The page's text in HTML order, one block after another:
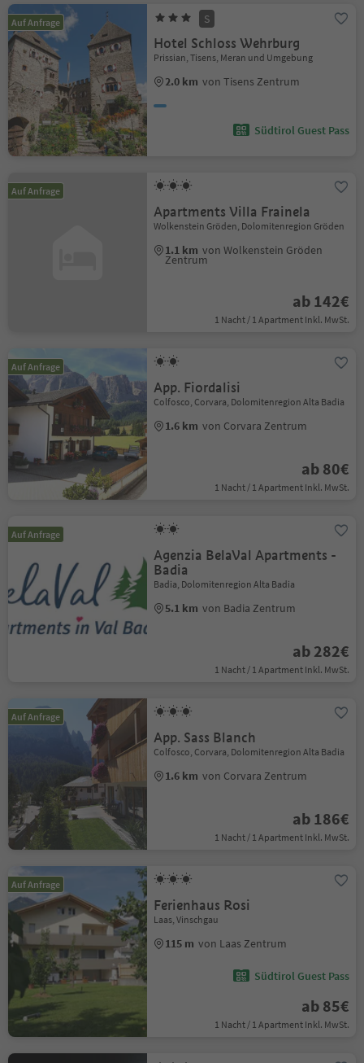
Auf Anfrage S
Hotel Schloss Wehrburg
Prissian, Tisens, Meran und Umgebung
2.0 km von Tisens Zentrum
Südtirol Guest Pass
Auf Anfrage
Apartments Villa Frainela
Wolkenstein Gröden, Dolomitenregion Gröden
1.1 km von Wolkenstein Gröden
Zentrum
ab 142€
1 Nacht / 1 Apartment Inkl. MwSt.
Auf Anfrage
App. Fiordalisi
Colfosco, Corvara, Dolomitenregion Alta Badia
1.6 km von Corvara Zentrum
ab 80€
1 Nacht / 1 Apartment Inkl. MwSt.
Auf Anfrage
Agenzia BelaVal Apartments -
Badia
Badia, Dolomitenregion Alta Badia
5.1 km von Badia Zentrum
ab 282€
1 Nacht / 1 Apartment Inkl. MwSt.
Auf Anfrage
App. Sass Blanch
Colfosco, Corvara, Dolomitenregion Alta Badia
1.6 km von Corvara Zentrum
ab 186€
1 Nacht / 1 Apartment Inkl. MwSt.
Auf Anfrage
Ferienhaus Rosi
Laas, Vinschgau
115 m von Laas Zentrum
Südtirol Guest Pass
ab 85€
1 Nacht / 1 Apartment Inkl. MwSt.